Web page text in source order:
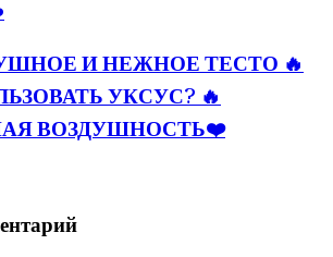
И НЕЖНОЕ ТЕСТО 🔥
УКСУС? 🔥
ВОЗДУШНОСТЬ❤️